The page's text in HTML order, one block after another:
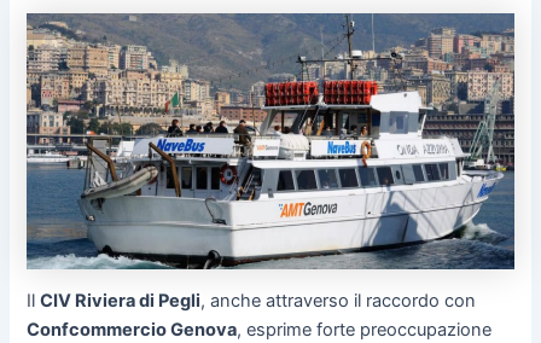
IlCIV Riviera di Pegli, anche attraverso il raccordo con
Confcommercio Genova, esprime forte preoccupazione